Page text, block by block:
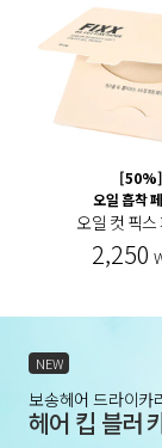
[50%]
오일 흡착
오일 컷 픽스
2,250
NEW
보송헤어 드라이카
헤어 킵 블러